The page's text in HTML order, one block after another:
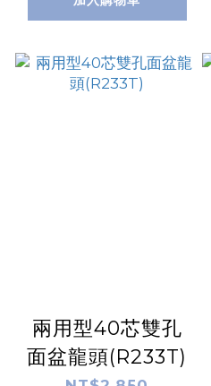
兩用型40芯雙孔
面盆龍頭(R233T)